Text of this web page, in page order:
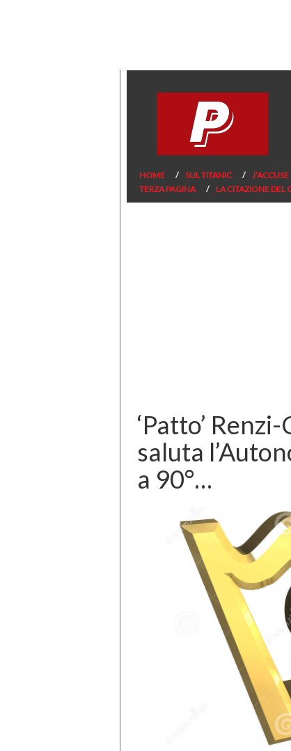
HOME SUL TITANIC J’ACCUSE
TERZA PAGINA
LA CITAZIONE DEL
‘Patto’
saluta
a 90°…